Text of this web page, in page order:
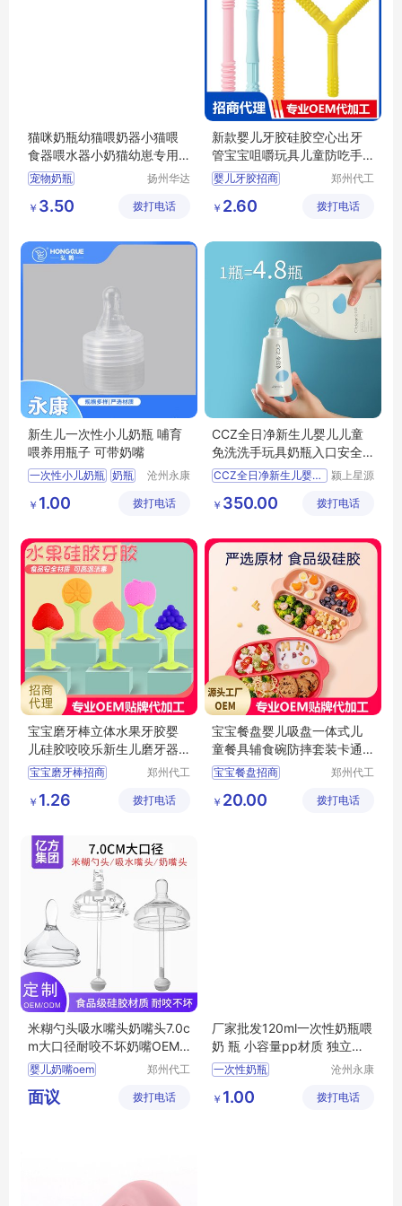
猫咪奶瓶幼猫喂奶器小猫喂
食器喂水器小奶猫幼崽专用
奶嘴宠物用品
宠物奶瓶
扬州华达
制造有限
￥ 3.50 拨打电话
新款婴儿牙胶硅胶空心出牙
管宝宝咀嚼玩具儿童防吃手
磨牙棒招商代理 定制批发
婴儿牙胶招商
防吃手磨牙棒批发
硅胶牙膏代理
郑州代工
技有限公
￥ 2.60 拨打电话
新生儿一次性小儿奶瓶 哺育
喂养用瓶子 可带奶嘴
一次性小儿奶瓶 奶瓶
沧州永康
有限公司
￥ 1.00 拨打电话
CCZ全日净新生儿婴儿儿童
免洗洗手玩具奶瓶入口安全
消毒液补充装
CCZ全日净新生儿婴儿儿
颍上星源
有限公司
￥ 350.00 拨打电话
宝宝磨牙棒立体水果牙胶婴
儿硅胶咬咬乐新生儿磨牙器
安抚咬胶玩具招商代理 定制
批发
宝宝磨牙棒招商
硅胶咬咬乐定制
咬胶玩具招商
郑州代工
技有限公
￥ 1.26 拨打电话
宝宝餐盘婴儿吸盘一体式儿
童餐具辅食碗防摔套装卡通
分格招商代理定制批发
宝宝餐盘招商
婴儿餐盘定制
郑州代工
技有限公
￥ 20.00 拨打电话
米糊勺头吸水嘴头奶嘴头7.0c
m大口径耐咬不坏奶嘴OEM
代工
婴儿奶嘴oem
婴儿奶嘴贴牌
婴儿奶嘴代加工
郑州代工
技有限公
面议 拨打电话
厂家批发120ml一次性奶瓶喂
奶 瓶 小容量pp材质 独立包
装
一次性奶瓶
沧州永康
有限公司
￥ 1.00 拨打电话